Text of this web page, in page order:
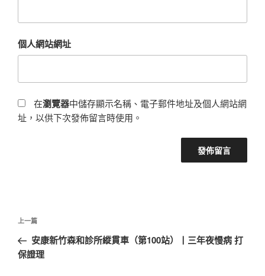
個人網站網址
在瀏覽器中儲存顯示名稱、電子郵件地址及個人網站網
址，以供下次發佈留言時使用。
文
導
覽
上
一
篇
上一篇
安康新竹森和診所縱貫車（第100站）丨三年夜慢病 打
保證理